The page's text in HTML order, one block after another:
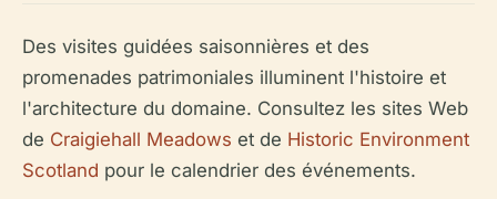
Des visites guidées saisonnières et des
promenades patrimoniales illuminent l'histoire et
l'architecture du domaine. Consultez les sites Web
de Craigiehall Meadows et de Historic Environment
Scotland pour le calendrier des événements.